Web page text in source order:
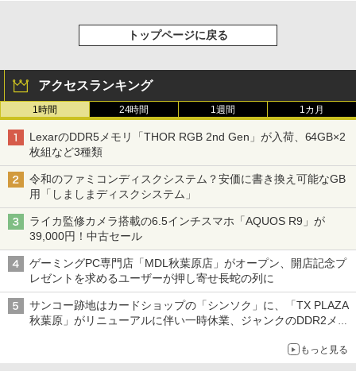
トップページに戻る
アクセスランキング
1時間 24時間 1週間 1カ月
LexarのDDR5メモリ「THOR RGB 2nd Gen」が入荷、64GB×2
枚組など3種類
令和のファミコンディスクシステム？安価に書き換え可能なGB
用「しましまディスクシステム」
ライカ監修カメラ搭載の6.5インチスマホ「AQUOS R9」が
39,000円！中古セール
ゲーミングPC専門店「MDL秋葉原店」がオープン、開店記念プ
レゼントを求めるユーザーが押し寄せ長蛇の列に
サンコー跡地はカードショップの「シンソク」に、「TX PLAZA
秋葉原」がリニューアルに伴い一時休業、ジャンクのDDR2メモ
もっと見る